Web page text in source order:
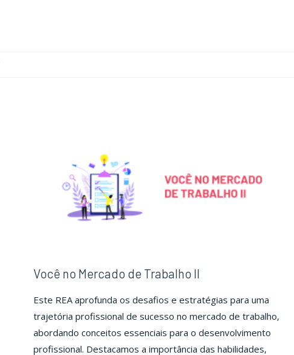
Você no Mercado de Trabalho II
Este REA aprofunda os desafios e estratégias para uma
trajetória profissional de sucesso no mercado de trabalho,
abordando conceitos essenciais para o desenvolvimento
profissional. Destacamos a importância das habilidades,